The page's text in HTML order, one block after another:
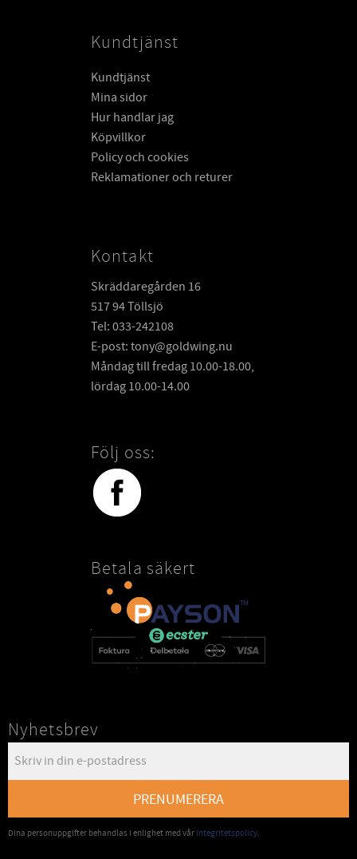
Kundtjänst
Kundtjänst
Mina sidor
Hur handlar jag
Köpvillkor
Policy och cookies
Reklamationer och returer
Kontakt
Skräddaregården 16
517 94 Töllsjö
Tel: 033-242108
E-post: tony@goldwing.nu
Måndag till fredag 10.00-18.00,
lördag 10.00-14.00
Följ oss:
Betala säkert
Nyhetsbrev
PRENUMERERA
Dina personuppgifter behandlas i enlighet med vår integritetspolicy.